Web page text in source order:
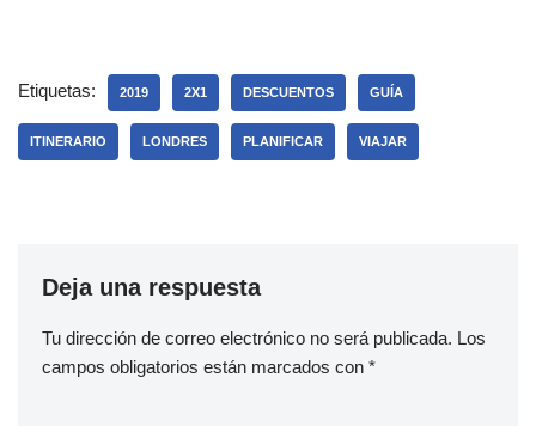
Etiquetas: 2019 2X1 DESCUENTOS GUÍA
ITINERARIO LONDRES PLANIFICAR VIAJAR
Deja una respuesta
Tu dirección de correo electrónico no será publicada. Los
campos obligatorios están marcados con *